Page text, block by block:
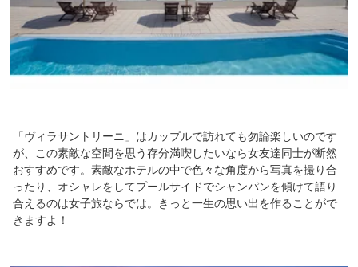
「ヴィラサントリーニ」はカップルで訪れても勿論楽しいのです
が、この素敵な空間を思う存分満喫したいなら女友達同士が断然
おすすめです。素敵なホテルの中で色々な角度から写真を撮り合
ったり、オシャレをしてプールサイドでシャンパンを傾けて語り
合えるのは女子旅ならでは。きっと一生の思い出を作ることがで
きますよ！